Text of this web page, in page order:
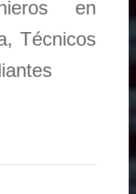
en
Técnicos